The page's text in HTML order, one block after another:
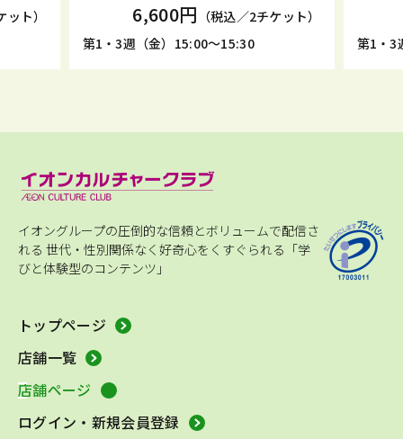
ト）
6,600円 （税込／2チケット）
第1・3週（金）15:00～15:30
第1・3
イオングループの圧倒的な信頼とボリュームで配信さ
れる 世代・性別関係なく好奇心をくすぐられる「学
びと体験型のコンテンツ」
トップページ
店舗一覧
店舗ページ
ログイン・新規会員登録